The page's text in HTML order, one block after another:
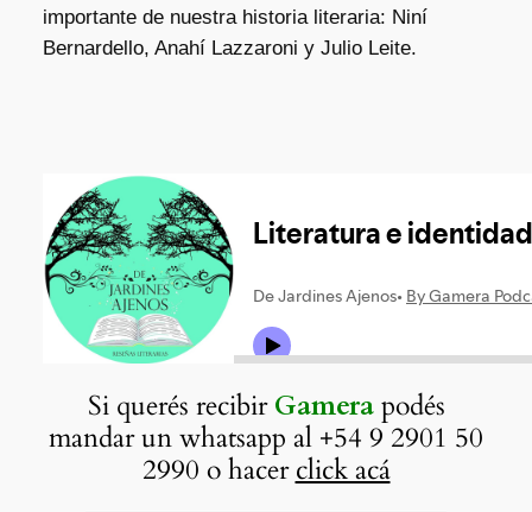
importante de nuestra historia literaria: Niní
Bernardello, Anahí Lazzaroni y Julio Leite.
Si querés recibirGamerapodés
mandar un whatsapp al +54 9 2901 50
2990 o hacerclick acá